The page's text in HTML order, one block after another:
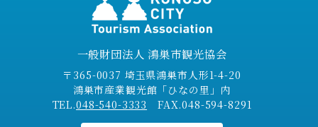
一般財団法人 鴻巣市観光協会
〒365-0037 埼玉県鴻巣市人形1-4-20
鴻巣市産業観光館「ひなの里」内
TEL.048-540-3333 FAX.048-594-8291